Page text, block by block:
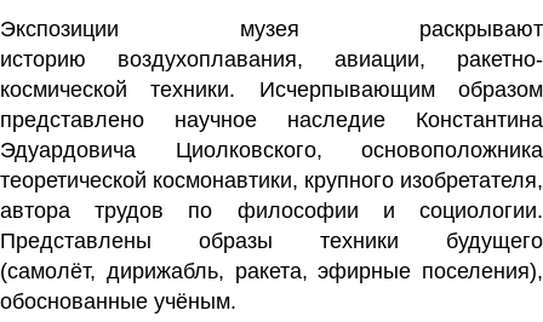
Экспозиции музея раскрывают
историю
воздухоплавания, авиации, ракетно-
космической техники. Исчерпывающим образом
представлено научное наследие
Константина
Эдуардовича Циолковского, основоположника
теоретической космонавтики, крупного изобретателя,
автора трудов по
философии и социологии.
Представлены образы техники будущего
(самолёт, дирижабль, ракета, эфирные поселения),
обоснованные учёным.